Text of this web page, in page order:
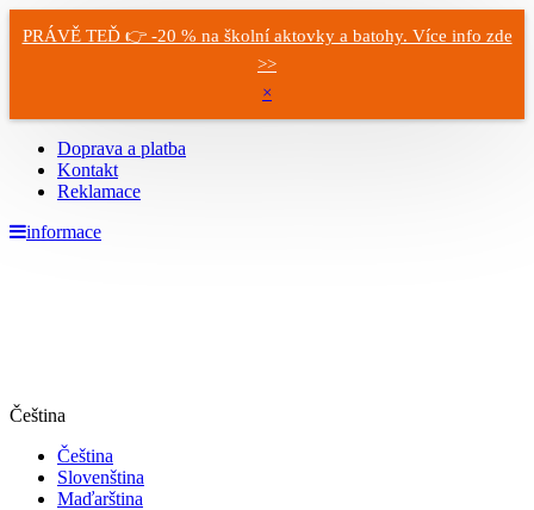
PRÁVĚ TEĎ 👉 -20 % na školní aktovky a batohy. Více info zde
>>
×
Doprava a platba
Kontakt
Reklamace
informace
Čeština
Čeština
Slovenština
Maďarština